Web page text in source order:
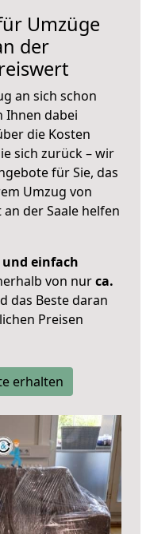
Umzüge
der
an sich schon
Ihnen dabei
die Kosten
sich zurück – wir
für Sie, das
Umzug von
der Saale helfen
und einfach
von nurca.
das Beste daran
Preisen
erhalten